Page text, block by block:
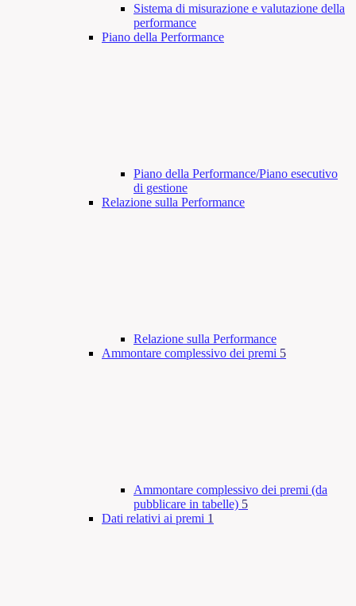
Sistema di misurazione e valutazione della
performance
Piano della Performance
Piano della Performance/Piano esecutivo
di gestione
Relazione sulla Performance
Relazione sulla Performance
Ammontare complessivo dei premi 5
Ammontare complessivo dei premi (da
pubblicare in tabelle) 5
Dati relativi ai premi 1